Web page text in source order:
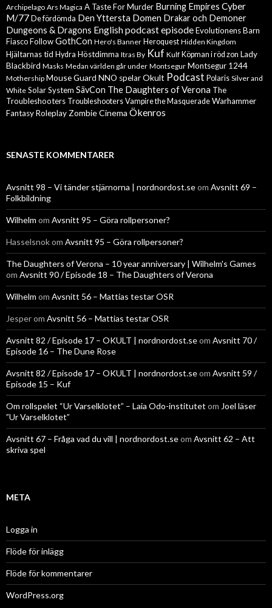
Archipelago Ars Magica A Taste For Murder Burning Empires Cyber
M/77 De fördömda Den Yttersta Domen Drakar och Demoner
Dungeons & Dragons English podcast episodeEvolutionens Barn
Fiasco FollowGothCon Hero's Banner Heroquest Hidden Kingdom
Hjältarnas tid Hydra Höstdimma Itras By Kuf Kulf Köpman i röd zon Lady
Blackbird Masks Medan världen går under Montsegur Montsegur 1244
Mothership Mouse Guard NNO spelarOkult Podcast Polaris Silver and
White Solar System SävCon The Daughters of Verona The
Troubleshooters Troubleshooters Vampire the Masquerade Warhammer
Fantasy Roleplay Zombie Cinema Ökenros
SENASTE KOMMENTARER
Avsnitt 98 – Vi tänder stjärnorna | nordnordost.seom Avsnitt 69 –
Folkbildning
Wilhelm om Avsnitt 95 – Göra rollpersoner?
Hasselsnokom Avsnitt 95 – Göra rollpersoner?
The Daughters of Verona – 10 year anniversary | Wilhelm's Games
om Avsnitt 90 / Episode 18 – The Daughters of Verona
Wilhelm om Avsnitt 56 – Mattias testar OSR
Jesperom Avsnitt 56 – Mattias testar OSR
Avsnitt 82 / Episode 17 – OKULT | nordnordost.seom Avsnitt 70 /
Episode 16 – The Dune Rose
Avsnitt 82 / Episode 17 – OKULT | nordnordost.seom Avsnitt 59 /
Episode 15 – Kuf
Om rollspelet “Ur Varselklotet” – Laia Odo-institutet om Joel läser
”Ur Varselklotet”
Avsnitt 67 – Fråga vad du vill | nordnordost.seom Avsnitt 62 – Att
skriva spel
META
Logga in
Flöde för inlägg
Flöde för kommentarer
WordPress.org